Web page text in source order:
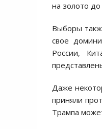
на золото
Выборы
свое
России,
Даже
приняли
Трампа